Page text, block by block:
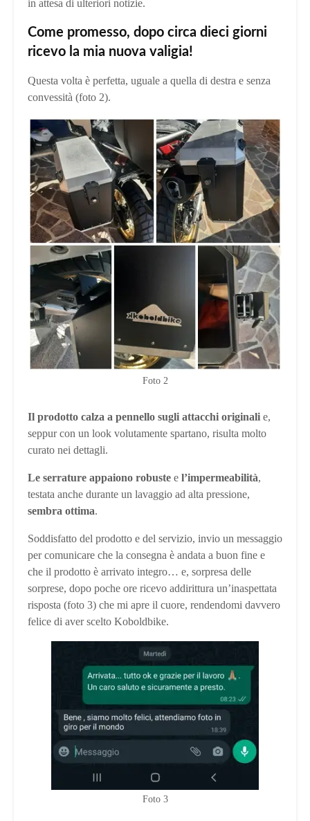
in attesa di ulteriori notizie.
Come promesso, dopo circa dieci giorni
ricevo la mia nuova valigia!
Questa volta è perfetta, uguale a quella di destra e senza
convessità (foto 2).
Foto 2
Il prodotto calza a pennello sugli attacchi originali e,
seppur con un look volutamente spartano, risulta molto
curato nei dettagli.
Le serrature appaiono robuste e l’impermeabilità,
testata anche durante un lavaggio ad alta pressione,
sembra ottima.
Soddisfatto del prodotto e del servizio, invio un messaggio
per comunicare che la consegna è andata a buon fine e
che il prodotto è arrivato integro… e, sorpresa delle
sorprese, dopo poche ore ricevo addirittura un’inaspettata
risposta (foto 3) che mi apre il cuore, rendendomi davvero
felice di aver scelto Koboldbike.
Foto 3